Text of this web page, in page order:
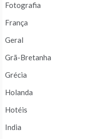
Fotografia
França
Geral
Grã-Bretanha
Grécia
Holanda
Hotéis
India